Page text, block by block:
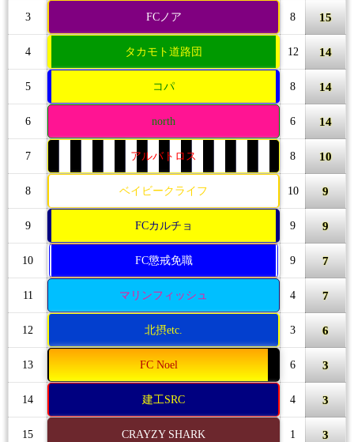
3 FCノア 8 15
4 タカモト道路団 12 14
5 コパ 8 14
6 north 6 14
7 アルバトロス 8 10
8 ベイビークライフ 10 9
9 FCカルチョ 9 9
10 FC懲戒免職 9 7
11 マリンフィッシュ 4 7
12 北摂etc. 3 6
13 FC Noel 6 3
14 建工SRC 4 3
15 CRAYZY SHARK 1 3